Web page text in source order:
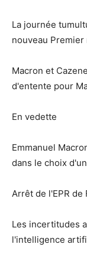
La journée
nouveau Premier
Macron et
d'entente pour
En vedette
Emmanuel
dans le choix
Arrêt de l'EPR
Les incertitudes
l'intelligence